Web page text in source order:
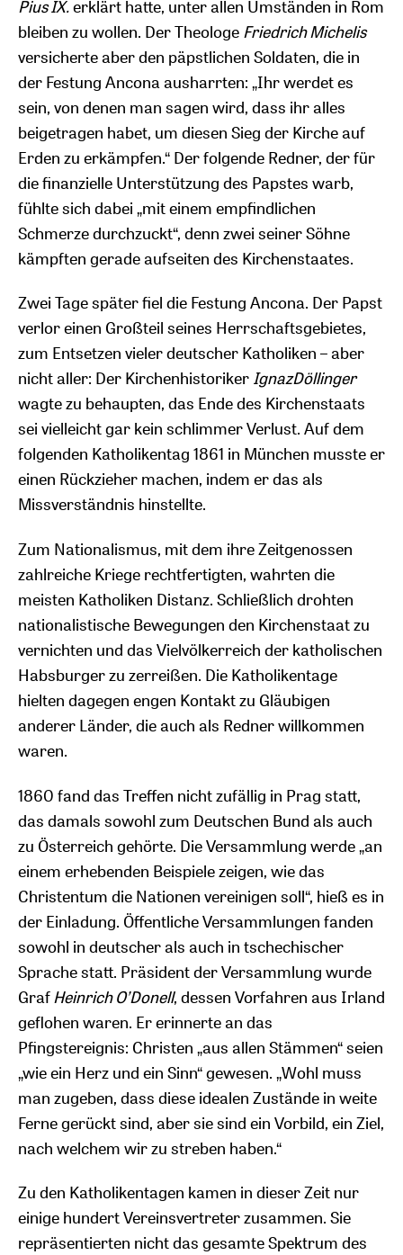
Pius IX.erklärt hatte, unter allen Umständen in Rom
bleiben zu wollen. Der Theologe Friedrich Michelis
versicherte aber den päpstlichen Soldaten, die in
der Festung Ancona ausharrten: „Ihr werdet es
sein, von denen man sagen wird, dass ihr alles
beigetragen habet, um diesen Sieg der Kirche auf
Erden zu erkämpfen.“ Der folgende Redner, der für
die finanzielle Unterstützung des Papstes warb,
fühlte sich dabei „mit einem empfindlichen
Schmerze durchzuckt“, denn zwei seiner Söhne
kämpften gerade aufseiten des Kirchenstaates.
Zwei Tage später fiel die Festung Ancona. Der Papst
verlor einen Großteil seines Herrschaftsgebietes,
zum Entsetzen vieler deutscher Katholiken – aber
nicht aller: Der Kirchenhistoriker IgnazDöllinger
wagte zu behaupten, das Ende des Kirchenstaats
sei vielleicht gar kein schlimmer Verlust. Auf dem
folgenden Katholikentag 1861 in München musste er
einen Rückzieher machen, indem er das als
Missverständnis hinstellte.
Zum Nationalismus, mit dem ihre Zeitgenossen
zahlreiche Kriege rechtfertigten, wahrten die
meisten Katholiken Distanz. Schließlich drohten
nationalistische Bewegungen den Kirchenstaat zu
vernichten und das Vielvölkerreich der katholischen
Habsburger zu zerreißen. Die Katholikentage
hielten dagegen engen Kontakt zu Gläubigen
anderer Länder, die auch als Redner willkommen
waren.
1860 fand das Treffen nicht zufällig in Prag statt,
das damals sowohl zum Deutschen Bund als auch
zu Österreich gehörte. Die Versammlung werde „an
einem erhebenden Beispiele zeigen, wie das
Christentum die Nationen vereinigen soll“, hieß es in
der Einladung. Öffentliche Versammlungen fanden
sowohl in deutscher als auch in tschechischer
Sprache statt. Präsident der Versammlung wurde
Graf Heinrich O’Donell, dessen Vorfahren aus Irland
geflohen waren. Er erinnerte an das
Pfingstereignis: Christen „aus allen Stämmen“ seien
„wie ein Herz und ein Sinn“ gewesen. „Wohl muss
man zugeben, dass diese idealen Zustände in weite
Ferne gerückt sind, aber sie sind ein Vorbild, ein Ziel,
nach welchem wir zu streben haben.“
Zu den Katholikentagen kamen in dieser Zeit nur
einige hundert Vereinsvertreter zusammen. Sie
repräsentierten nicht das gesamte Spektrum des